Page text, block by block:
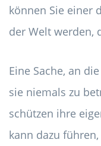
können Sie einer
der Welt werden,
Eine Sache, an
sie niemals zu
schützen ihre
kann dazu